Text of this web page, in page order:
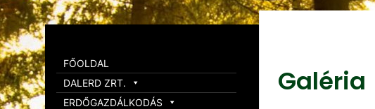
Galéria
FŐOLDAL
DALERD ZRT.
ERDŐGAZDÁLKODÁS